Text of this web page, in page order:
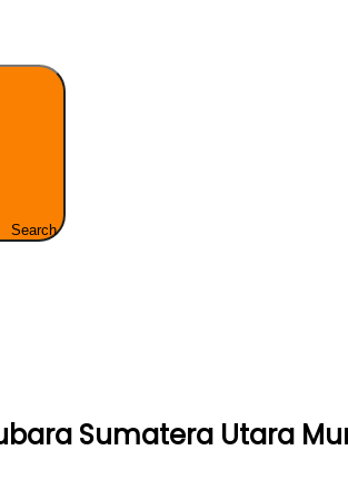
Search
Sumatera Utara